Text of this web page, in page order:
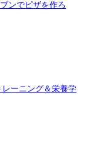
ンでピザを作ろ
ーニング＆栄養学